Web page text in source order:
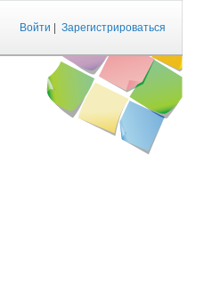
Войти | Зарегистрироваться